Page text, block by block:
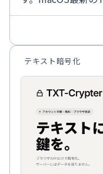
テキスト暗号化